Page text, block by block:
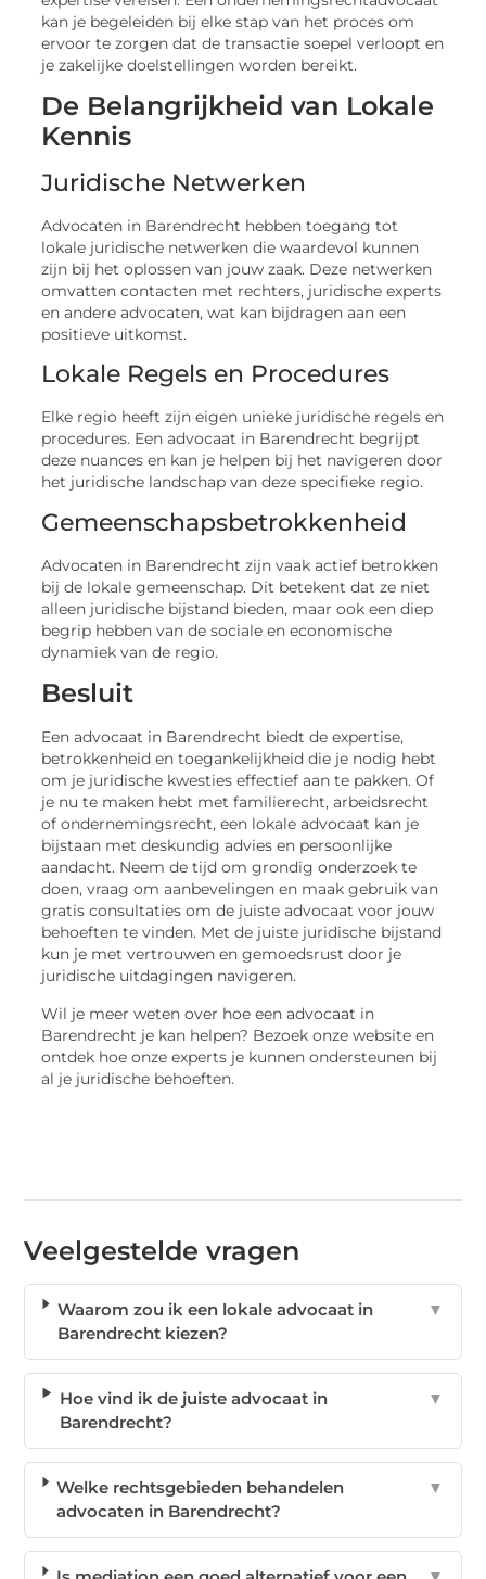
kan je begeleiden bij elke stap van het proces om
ervoor te zorgen dat de transactie soepel verloopt en
je zakelijke doelstellingen worden bereikt.
De Belangrijkheid van Lokale
Kennis
Juridische Netwerken
Advocaten in Barendrecht hebben toegang tot
lokale juridische netwerken die waardevol kunnen
zijn bij het oplossen van jouw zaak. Deze netwerken
omvatten contacten met rechters, juridische experts
en andere advocaten, wat kan bijdragen aan een
positieve uitkomst.
Lokale Regels en Procedures
Elke regio heeft zijn eigen unieke juridische regels en
procedures. Een advocaat in Barendrecht begrijpt
deze nuances en kan je helpen bij het navigeren door
het juridische landschap van deze specifieke regio.
Gemeenschapsbetrokkenheid
Advocaten in Barendrecht zijn vaak actief betrokken
bij de lokale gemeenschap. Dit betekent dat ze niet
alleen juridische bijstand bieden, maar ook een diep
begrip hebben van de sociale en economische
dynamiek van de regio.
Besluit
Een advocaat in Barendrecht biedt de expertise,
betrokkenheid en toegankelijkheid die je nodig hebt
om je juridische kwesties effectief aan te pakken. Of
je nu te maken hebt met familierecht, arbeidsrecht
of ondernemingsrecht, een lokale advocaat kan je
bijstaan met deskundig advies en persoonlijke
aandacht. Neem de tijd om grondig onderzoek te
doen, vraag om aanbevelingen en maak gebruik van
gratis consultaties om de juiste advocaat voor jouw
behoeften te vinden. Met de juiste juridische bijstand
kun je met vertrouwen en gemoedsrust door je
juridische uitdagingen navigeren.
Wil je meer weten over hoe een advocaat in
Barendrecht je kan helpen? Bezoek onze website en
ontdek hoe onze experts je kunnen ondersteunen bij
al je juridische behoeften.
Veelgestelde vragen
Waarom zou ik een lokale advocaat in
Barendrecht kiezen?
▼
Hoe vind ik de juiste advocaat in
Barendrecht?
▼
Welke rechtsgebieden behandelen
advocaten in Barendrecht?
▼